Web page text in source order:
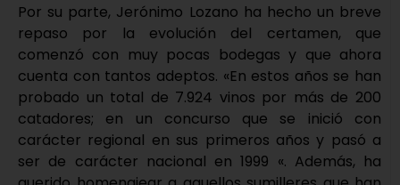
Por su parte, Jerónimo Lozano ha hecho un breve
repaso por la evolución del certamen, que
comenzó con muy pocas bodegas y que ahora
cuenta con tantos adeptos. «En estos años se han
probado un total de 7.924 vinos por más de 200
catadores; en un concurso que se inició con
carácter regional en sus primeros años y pasó a
ser de carácter nacional en 1999 «. Además, ha